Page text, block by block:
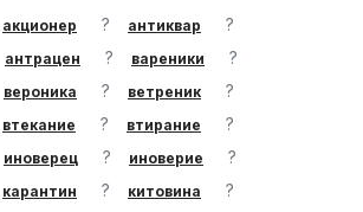
акционер ? антиквар ?
антрацен ? вареники ?
вероника ? ветреник ?
втекание ? втирание ?
иноверец ? иноверие ?
карантин ? китовина ?